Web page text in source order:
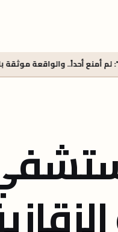
موثقة بالصوت والصورة